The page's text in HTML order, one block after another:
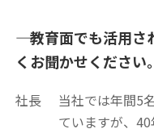
―― 教育面でも活用
くお聞かせください。
社長
当社では年間5
ていますが、